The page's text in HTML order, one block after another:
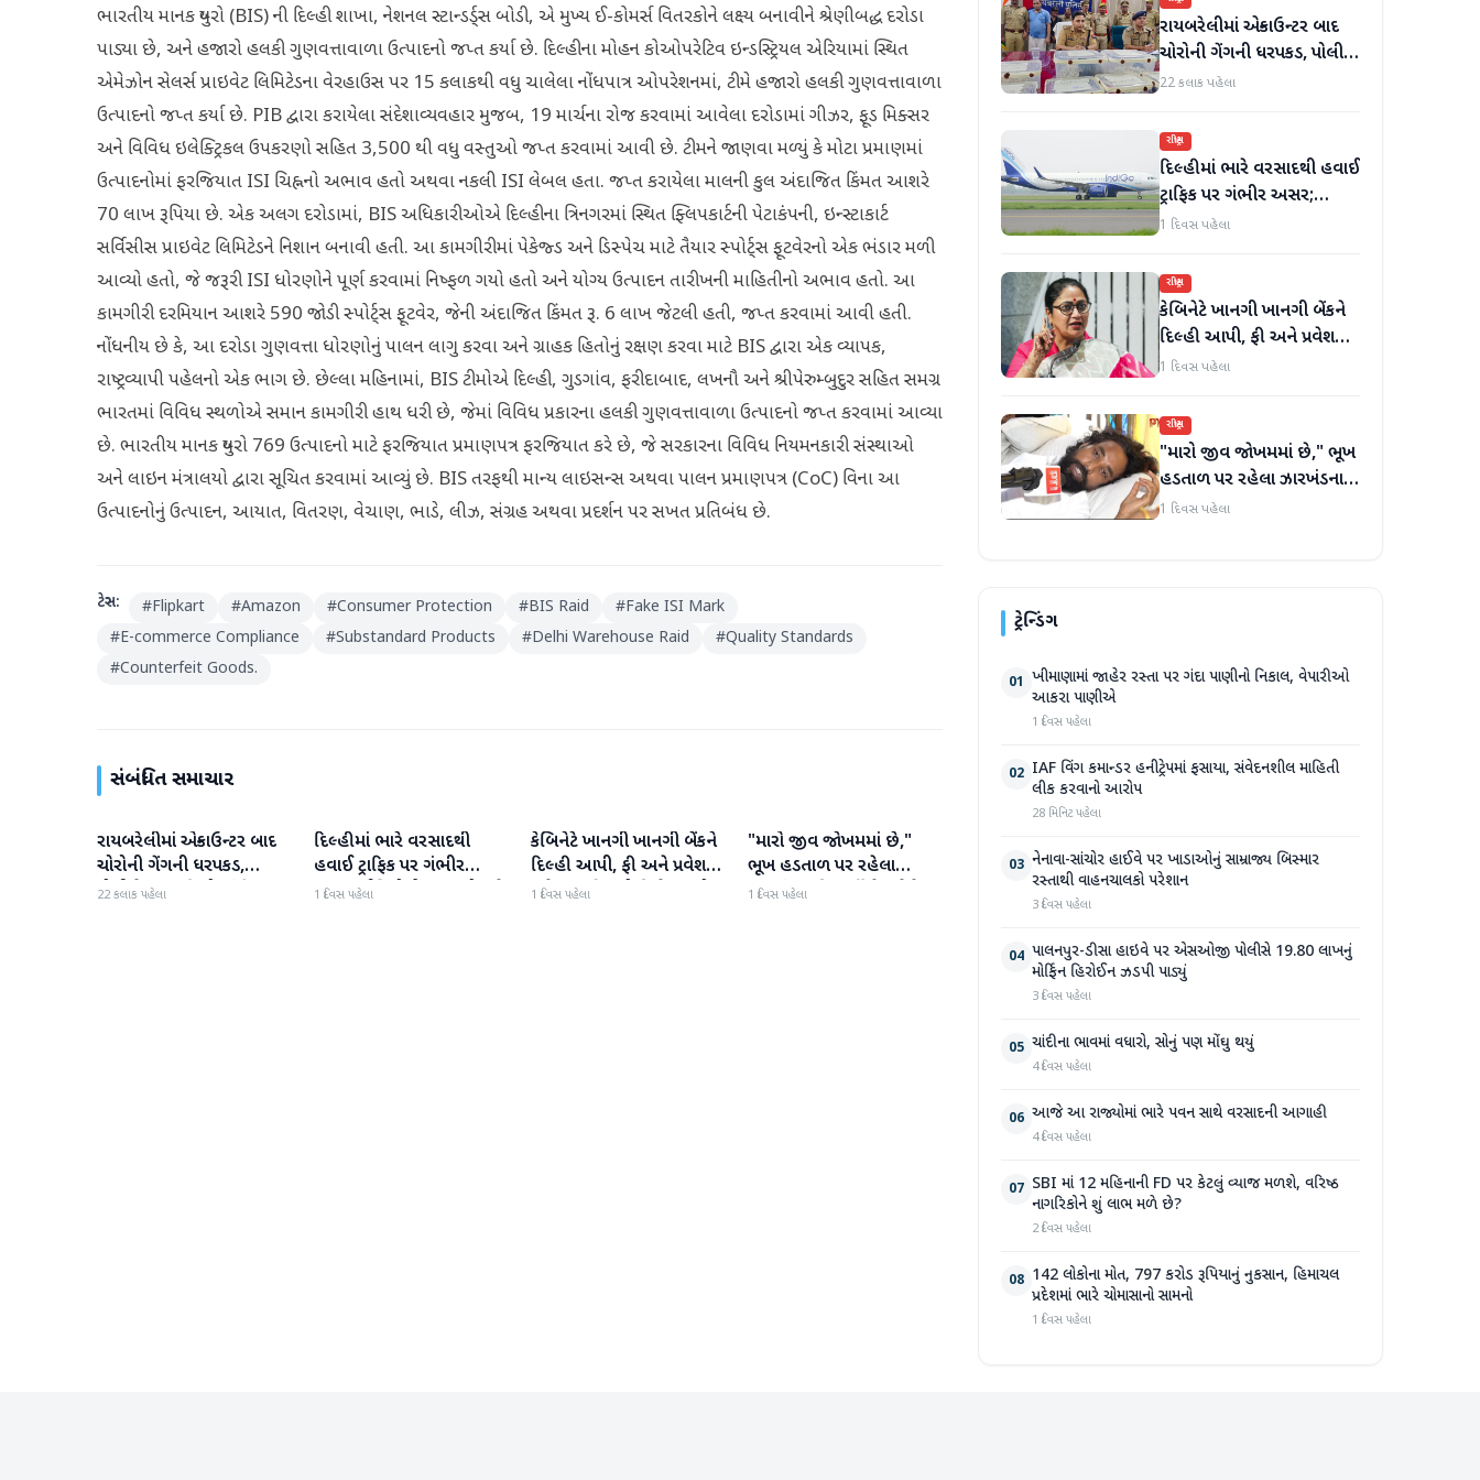
ભારતીય માનક બ્યુરો (BIS) ની દિલ્હી શાખા, નેશનલ સ્ટાન્ડર્ડ્સ બોડી, એ મુખ્ય ઈ-કોમર્સ વિતરકોને લક્ષ્ય બનાવીને શ્રેણીબદ્ધ દરોડા
પાડ્યા છે, અને હજારો હલકી ગુણવત્તાવાળા ઉત્પાદનો જપ્ત કર્યા છે. દિલ્હીના મોહન કોઓપરેટિવ ઇન્ડસ્ટ્રિયલ એરિયામાં સ્થિત
એમેઝોન સેલર્સ પ્રાઇવેટ લિમિટેડના વેરહાઉસ પર 15 કલાકથી વધુ ચાલેલા નોંધપાત્ર ઓપરેશનમાં, ટીમે હજારો હલકી ગુણવત્તાવાળા
ઉત્પાદનો જપ્ત કર્યા છે. PIB દ્વારા કરાયેલા સંદેશાવ્યવહાર મુજબ, 19 માર્ચના રોજ કરવામાં આવેલા દરોડામાં ગીઝર, ફૂડ મિક્સર
અને વિવિધ ઇલેક્ટ્રિકલ ઉપકરણો સહિત 3,500 થી વધુ વસ્તુઓ જપ્ત કરવામાં આવી છે. ટીમને જાણવા મળ્યું કે મોટા પ્રમાણમાં
ઉત્પાદનોમાં ફરજિયાત ISI ચિહ્નનો અભાવ હતો અથવા નકલી ISI લેબલ હતા. જપ્ત કરાયેલા માલની કુલ અંદાજિત કિંમત આશરે
70 લાખ રૂપિયા છે. એક અલગ દરોડામાં, BIS અધિકારીઓએ દિલ્હીના ત્રિનગરમાં સ્થિત ફ્લિપકાર્ટની પેટાકંપની, ઇન્સ્ટાકાર્ટ
સર્વિસીસ પ્રાઇવેટ લિમિટેડને નિશાન બનાવી હતી. આ કામગીરીમાં પેકેજ્ડ અને ડિસ્પેચ માટે તૈયાર સ્પોર્ટ્સ ફૂટવેરનો એક ભંડાર મળી
આવ્યો હતો, જે જરૂરી ISI ધોરણોને પૂર્ણ કરવામાં નિષ્ફળ ગયો હતો અને યોગ્ય ઉત્પાદન તારીખની માહિતીનો અભાવ હતો. આ
કામગીરી દરમિયાન આશરે 590 જોડી સ્પોર્ટ્સ ફૂટવેર, જેની અંદાજિત કિંમત રૂ. 6 લાખ જેટલી હતી, જપ્ત કરવામાં આવી હતી.
નોંધનીય છે કે, આ દરોડા ગુણવત્તા ધોરણોનું પાલન લાગુ કરવા અને ગ્રાહક હિતોનું રક્ષણ કરવા માટે BIS દ્વારા એક વ્યાપક,
રાષ્ટ્રવ્યાપી પહેલનો એક ભાગ છે. છેલ્લા મહિનામાં, BIS ટીમોએ દિલ્હી, ગુડગાંવ, ફરીદાબાદ, લખનૌ અને શ્રીપેરુમ્બુદુર સહિત સમગ્ર
ભારતમાં વિવિધ સ્થળોએ સમાન કામગીરી હાથ ધરી છે, જેમાં વિવિધ પ્રકારના હલકી ગુણવત્તાવાળા ઉત્પાદનો જપ્ત કરવામાં આવ્યા
છે. ભારતીય માનક બ્યુરો 769 ઉત્પાદનો માટે ફરજિયાત પ્રમાણપત્ર ફરજિયાત કરે છે, જે સરકારના વિવિધ નિયમનકારી સંસ્થાઓ
અને લાઇન મંત્રાલયો દ્વારા સૂચિત કરવામાં આવ્યું છે. BIS તરફથી માન્ય લાઇસન્સ અથવા પાલન પ્રમાણપત્ર (CoC) વિના આ
ઉત્પાદનોનું ઉત્પાદન, આયાત, વિતરણ, વેચાણ, ભાડે, લીઝ, સંગ્રહ અથવા પ્રદર્શન પર સખત પ્રતિબંધ છે.
ટેગ્સ: #Flipkart #Amazon #Consumer Protection #BIS Raid #Fake ISI Mark
#E-commerce Compliance #Substandard Products #Delhi Warehouse Raid #Quality Standards
#Counterfeit Goods.
સંબંધિત સમાચાર
રાષ્ટ્રીય
રાયબરેલીમાં એન્કાઉન્ટર બાદ
ચોરોની ગેંગની ધરપકડ,
પોલીસે 12.4 કિલો ચાંદીના
22 કલાક પહેલા
રાષ્ટ્રીય
દિલ્હીમાં ભારે વરસાદથી
હવાઈ ટ્રાફિક પર ગંભીર
અસર; ઈન્ડિગોએ મુસાફરો માટે
1 દિવસ પહેલા
રાષ્ટ્રીય
કેબિનેટે ખાનગી ખાનગી બેંકને
દિલ્હી આપી, ફી અને પ્રવેશ
માટે નવા નિયમો વિશે જાણો
1 દિવસ પહેલા
રાષ્ટ્રીય
"મારો જીવ જોખમમાં છે,"
ભૂખ હડતાળ પર રહેલા
ઝારખંડના વિદ્યાર્થી નેતા દેવેન્દ્ર
1 દિવસ પહેલા
રાયબરેલીમાં એન્કાઉન્ટર બાદ
ચોરોની ગેંગની ધરપકડ, પોલીસે
12.4 કિલો ચાંદીના દાગીના
22 કલાક પહેલા
રાષ્ટ્રીય
દિલ્હીમાં ભારે વરસાદથી હવાઈ
ટ્રાફિક પર ગંભીર અસર;
ઈન્ડિગોએ મુસાફરો માટે
1 દિવસ પહેલા
રાષ્ટ્રીય
કેબિનેટે ખાનગી ખાનગી બેંકને
દિલ્હી આપી, ફી અને પ્રવેશ
માટે નવા નિયમો વિશે જાણો
1 દિવસ પહેલા
રાષ્ટ્રીય
"મારો જીવ જોખમમાં છે," ભૂખ
હડતાળ પર રહેલા ઝારખંડના
વિદ્યાર્થી નેતા દેવેન્દ્ર નાથ
1 દિવસ પહેલા
ટ્રેન્ડિંગ
01 ખીમાણામાં જાહેર રસ્તા પર ગંદા પાણીનો નિકાલ, વેપારીઓ
આકરા પાણીએ
1 દિવસ પહેલા
02 IAF વિંગ કમાન્ડર હનીટ્રેપમાં ફસાયા, સંવેદનશીલ માહિતી
લીક કરવાનો આરોપ
28 મિનિટ પહેલા
03 નેનાવા-સાંચોર હાઈવે પર ખાડાઓનું સામ્રાજ્ય બિસ્માર
રસ્તાથી વાહનચાલકો પરેશાન
3 દિવસ પહેલા
04 પાલનપુર-ડીસા હાઇવે પર એસઓજી પોલીસે 19.80 લાખનું
મોર્ફિન હિરોઈન ઝડપી પાડ્યું
3 દિવસ પહેલા
05 ચાંદીના ભાવમાં વધારો, સોનું પણ મોંઘુ થયું
4 દિવસ પહેલા
06 આજે આ રાજ્યોમાં ભારે પવન સાથે વરસાદની આગાહી
4 દિવસ પહેલા
07 SBI માં 12 મહિનાની FD પર કેટલું વ્યાજ મળશે, વરિષ્ઠ
નાગરિકોને શું લાભ મળે છે?
2 દિવસ પહેલા
08 142 લોકોના મોત, 797 કરોડ રૂપિયાનું નુકસાન, હિમાચલ
પ્રદેશમાં ભારે ચોમાસાનો સામનો
1 દિવસ પહેલા